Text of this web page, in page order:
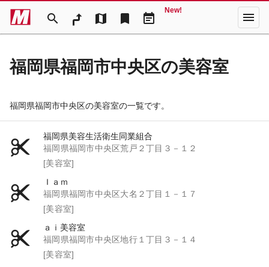
search map bookmark event_note
New! menu
福岡県福岡市中央区の美容室
福岡県福岡市中央区の美容室の一覧です。
福岡県美容生活衛生同業組合
福岡県福岡市中央区荒戸２丁目３－１２
[美容室]
Ｉａｍ
福岡県福岡市中央区大名２丁目１－１７
[美容室]
ａｉ美容室
福岡県福岡市中央区地行１丁目３－１４
[美容室]